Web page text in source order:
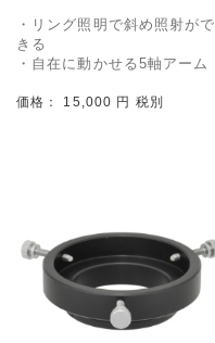
・リング照明で斜め照射がで
きる
・自在に動かせる5軸アーム
価格： 15,000 円 税別